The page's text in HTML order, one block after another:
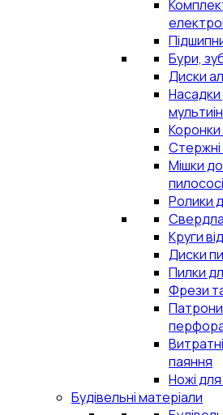
Бури,
Диски
Насадки
Коронки
Стержні
Мішки
Ролики
Круги
Диски
Пилки
Фрези
Патрони
паяння
Ножі
Будівельні матеріали